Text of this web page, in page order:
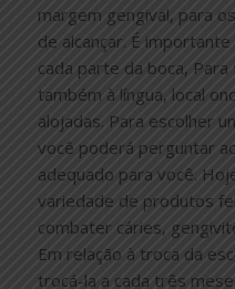
margem gengival, para
de alcançar. É
cada parte da boca,
também à língua, local
alojadas. Para escolher
você poderá perguntar
adequado para você.
variedade de produtos
combater cáries,
Em relação à troca da
trocá-la a cada três